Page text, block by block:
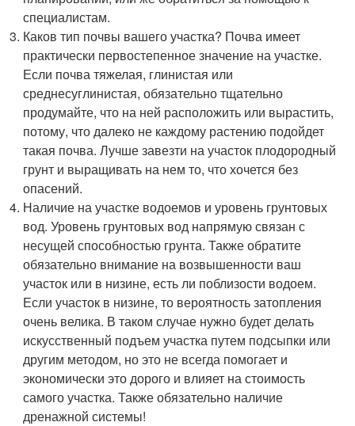
специалистам.
Каков тип почвы вашего участка? Почва имеет
практически первостепенное значение на участке.
Если почва тяжелая, глинистая или
среднесуглинистая, обязательно тщательно
продумайте, что на ней расположить или вырастить,
потому, что далеко не каждому растению подойдет
такая почва. Лучше завезти на участок плодородный
грунт и выращивать на нем то, что хочется без
опасений.
Наличие на участке водоемов и уровень грунтовых
вод. Уровень грунтовых вод напрямую связан с
несущей способностью грунта. Также обратите
обязательно внимание на возвышенности ваш
участок или в низине, есть ли поблизости водоем.
Если участок в низине, то вероятность затопления
очень велика. В таком случае нужно будет делать
искусственный подъем участка путем подсыпки или
другим методом, но это не всегда помогает и
экономически это дорого и влияет на стоимость
самого участка. Также обязательно наличие
дренажной системы!